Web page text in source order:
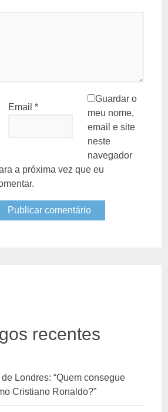
Email *
Guardar o
meu nome,
email e site
neste
navegador
a próxima vez que eu
recentes
Londres: “Quem consegue
Cristiano Ronaldo?”